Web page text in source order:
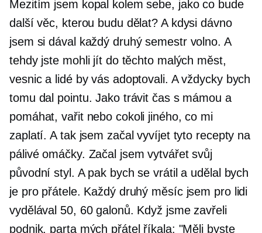
Mezitím jsem kopal kolem sebe, jako co bude
další věc, kterou budu dělat? A kdysi dávno
jsem si dával každý druhý semestr volno. A
tehdy jste mohli jít do těchto malých měst,
vesnic a lidé by vás adoptovali. A vždycky bych
tomu dal pointu. Jako trávit čas s mámou a
pomáhat, vařit nebo cokoli jiného, ​​co mi
zaplatí. A tak jsem začal vyvíjet tyto recepty na
pálivé omáčky. Začal jsem vytvářet svůj
původní styl. A pak bych se vrátil a udělal bych
je pro přátele. Každý druhý měsíc jsem pro lidi
vydělával 50, 60 galonů. Když jsme zavřeli
podnik, parta mých přátel říkala: "Měli byste